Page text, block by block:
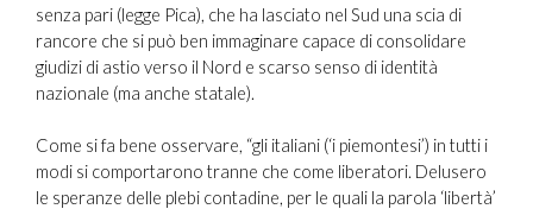
senza pari (legge Pica), che ha lasciato nel Sud una scia di
rancore che si può ben immaginare capace di consolidare
giudizi di astio verso il Nord e scarso senso di identità
nazionale (ma anche statale).
Come si fa bene osservare, “gli italiani (‘i piemontesi’) in tutti i
modi si comportarono tranne che come liberatori. Delusero
le speranze delle plebi contadine, per le quali la parola ‘libertà’